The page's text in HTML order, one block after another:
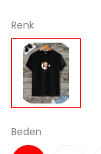
Renk
Beden